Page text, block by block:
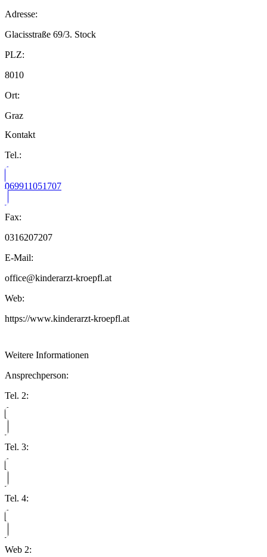
Adresse:
Glacisstraße 69/3. Stock
PLZ:
8010
Ort:
Graz
Kontakt
Tel.:
069911051707
Fax:
0316207207
E-Mail:
office@kinderarzt-kroepfl.at
Web:
https://www.kinderarzt-kroepfl.at
Weitere Informationen
Ansprechperson:
Tel. 2:
Tel. 3:
Tel. 4:
Web 2: